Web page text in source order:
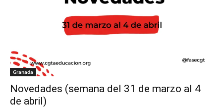
Granada
Novedades (semana del 31 de marzo al 4
de abril)